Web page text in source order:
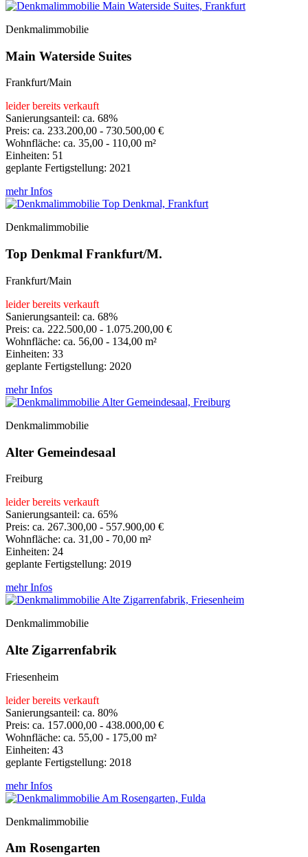
Denkmalimmobilie
Main Waterside Suites
Frankfurt/Main
leider bereits verkauft
Sanierungsanteil: ca. 68%
Preis: ca. 233.200,00 - 730.500,00 €
Wohnfläche: ca. 35,00 - 110,00 m²
Einheiten: 51
geplante Fertigstellung: 2021
mehr Infos
Denkmalimmobilie
Top Denkmal Frankfurt/M.
Frankfurt/Main
leider bereits verkauft
Sanierungsanteil: ca. 68%
Preis: ca. 222.500,00 - 1.075.200,00 €
Wohnfläche: ca. 56,00 - 134,00 m²
Einheiten: 33
geplante Fertigstellung: 2020
mehr Infos
Denkmalimmobilie
Alter Gemeindesaal
Freiburg
leider bereits verkauft
Sanierungsanteil: ca. 65%
Preis: ca. 267.300,00 - 557.900,00 €
Wohnfläche: ca. 31,00 - 70,00 m²
Einheiten: 24
geplante Fertigstellung: 2019
mehr Infos
Denkmalimmobilie
Alte Zigarrenfabrik
Friesenheim
leider bereits verkauft
Sanierungsanteil: ca. 80%
Preis: ca. 157.000,00 - 438.000,00 €
Wohnfläche: ca. 55,00 - 175,00 m²
Einheiten: 43
geplante Fertigstellung: 2018
mehr Infos
Denkmalimmobilie
Am Rosengarten